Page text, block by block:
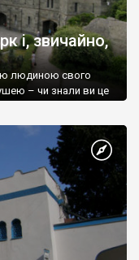
і, звичайно,
людиною свого
– чи знали ви це